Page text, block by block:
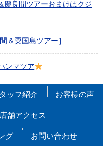
慶良間ツアーおまけはクジ
＆粟国島ツアー］
ンマツア
ッフ紹介 お客様の声
店舗アクセス
グ お問い合わせ